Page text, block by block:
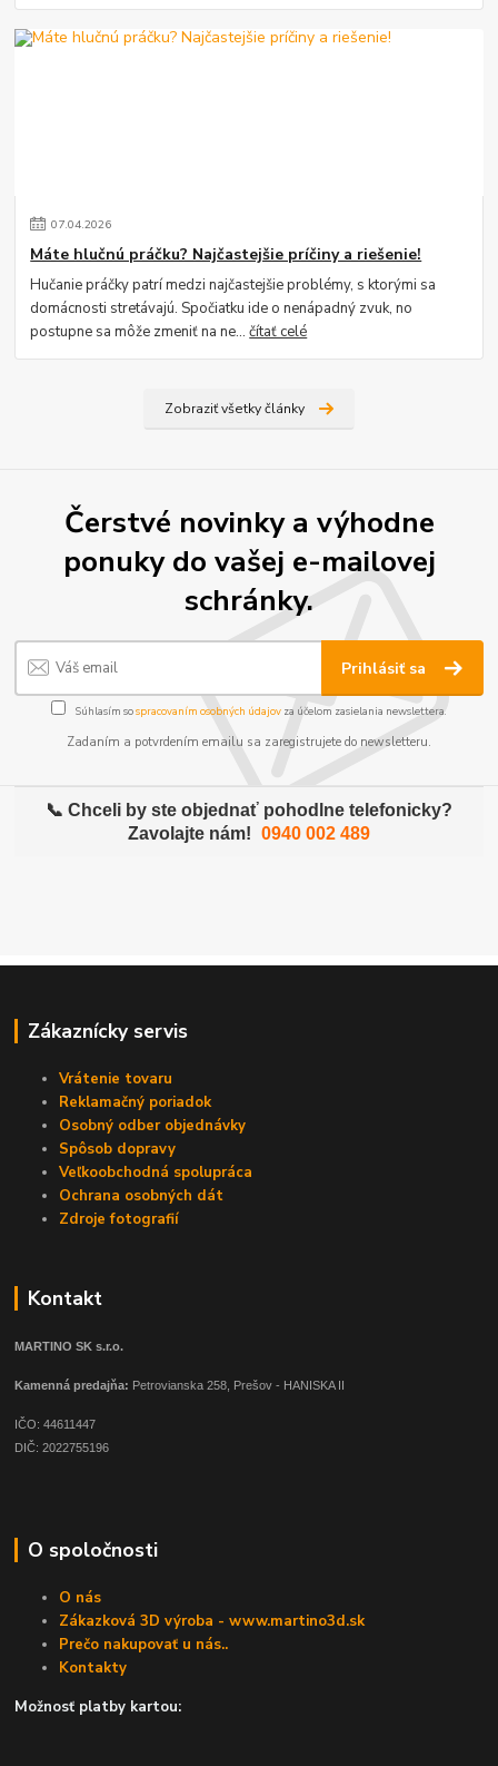
07.04.2026
Máte hlučnú práčku? Najčastejšie príčiny a riešenie!
Hučanie práčky patrí medzi najčastejšie problémy, s ktorými sa
domácnosti stretávajú. Spočiatku ide o nenápadný zvuk, no
postupne sa môže zmeniť na ne...čítať celé
Zobraziť všetky články
Čerstvé novinky a výhodne
ponuky do vašej e-mailovej
schránky.
Prihlásiť sa
Súhlasím sospracovaním osobných údajov za účelom zasielania newslettera.
Zadaním a potvrdením emailu sa zaregistrujete do newsletteru.
📞 Chceli by ste objednať pohodlne telefonicky?
Zavolajte nám! 0940 002 489
Zákaznícky servis
Vrátenie tovaru
Reklamačný poriadok
Osobný odber objednávky
Spôsob dopravy
Veľkoobchodná spolupráca
Ochrana osobných dát
Zdroje fotografií
Kontakt
MARTINO SK s.r.o.
Kamenná predajňa: Petrovianska 258, Prešov - HANISKA II
IČO: 44611447
DIČ: 2022755196
O spoločnosti
O nás
Zákazková 3D výroba - www.martino3d.sk
Prečo nakupovať u nás..
Kontakty
Možnosť platby kartou: